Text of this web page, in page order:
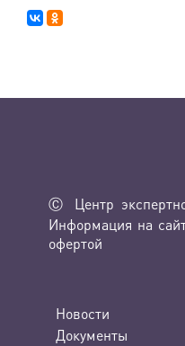
Ⓒ Центр
Информация на
офертой
Новости
Документы